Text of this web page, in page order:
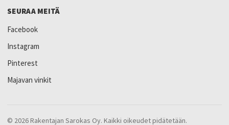
SEURAA MEITÄ
Facebook
Instagram
Pinterest
Majavan vinkit
© 2026 Rakentajan Sarokas Oy. Kaikki oikeudet pidätetään.